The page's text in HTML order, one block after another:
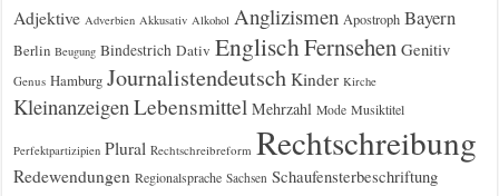
Adjektive Adverbien Akkusativ Alkohol Anglizismen Apostroph Bayern
Berlin Beugung Bindestrich Dativ EnglischFernsehen Genitiv
Genus Hamburg Journalistendeutsch Kinder Kirche
Kleinanzeigen Lebensmittel Mehrzahl Mode Musiktitel
Perfektpartizipien Plural Rechtschreibreform Rechtschreibung
Redewendungen Regionalsprache Sachsen Schaufensterbeschriftung